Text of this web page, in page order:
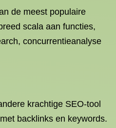
de meest populaire
scala aan functies,
concurrentieanalyse
krachtige SEO-tool
backlinks en keywords.